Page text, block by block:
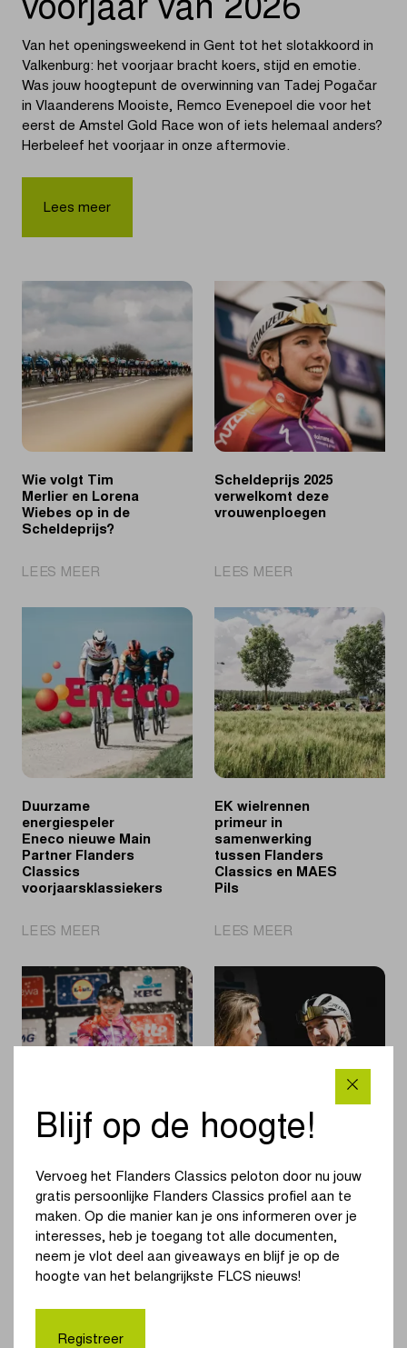
voorjaar van 2026
Van het openingsweekend in Gent tot het slotakkoord in
Valkenburg: het voorjaar bracht koers, stijd en emotie.
Was jouw hoogtepunt de overwinning van Tadej Pogačar
in Vlaanderens Mooiste, Remco Evenepoel die voor het
eerst de Amstel Gold Race won of iets helemaal anders?
Herbeleef het voorjaar in onze aftermovie.
Lees meer
Wie volgt Tim
Merlier en Lorena
Wiebes op in de
Scheldeprijs?
LEES MEER
volgt
Tim
Merlier
en
Lorena
Wiebes
op
in
de
Scheldeprijs 2025
verwelkomt deze
vrouwenploegen
LEES MEER
2025
verwelkomt
vrouwenploegen
Duurzame
energiespeler
Eneco nieuwe Main
Partner Flanders
Classics
voorjaarsklassiekers
LEES MEER
energiespeler
Eneco
nieuwe
Main
Partner
EK wielrennen
primeur in
samenwerking
tussen Flanders
Classics en MAES
Pils
LEES MEER
wielrennen
in
samenwerking
tussen
Flanders
MAES
Wiebes
LEES MEER|
Vier
op
vier
een rij?
LEES MEER|
Wiebes
voor
vier
Blijf op de hoogte!
Vervoeg het Flanders Classics peloton door nu jouw
gratis persoonlijke Flanders Classics profiel aan te
maken. Op die manier kan je ons informeren over je
interesses, heb je toegang tot alle documenten,
neem je vlot deel aan giveaways en blijf je op de
hoogte van het belangrijkste FLCS nieuws!
Registreer